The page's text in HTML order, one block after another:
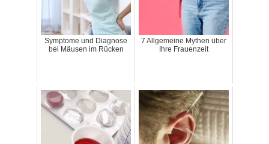
Symptome und Diagnose
bei Mäusen im Rücken
7 Allgemeine Mythen über
Ihre Frauenzeit